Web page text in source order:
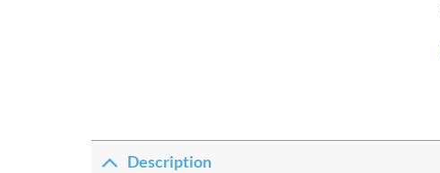
Description